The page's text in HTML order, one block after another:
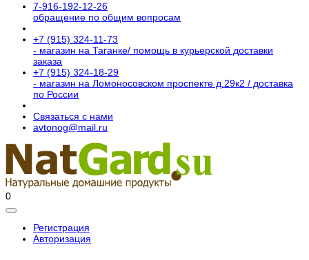
7-916-192-12-26
обращение по общим вопросам
+7 (915) 324-11-73
- магазин на Таганке/ помощь в курьерской доставки
заказа
+7 (915) 324-18-29
- магазин на Ломоносовском проспекте д.29к2 / доставка
по России
Связаться с нами
avtonog@mail.ru
0
Регистрация
Авторизация